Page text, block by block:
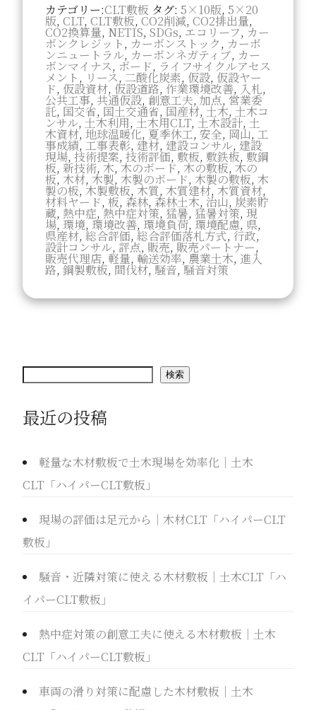
カテゴリー:CLT敷板 タグ: 5×10版, 5×20
版,CLT, CLT敷板,CO2削減, CO2排出量,
CO2換算量, NETIS, SDGs,エコリーフ,カー
ボンクレジット, カーボンストック, カーボ
ンニュートラル, カーボンネガティブ, カー
ボンマイナス, ボード, ライフサイクルアセス
メント,リース, 二酸化炭素, 仮設,仮設ヤー
ド, 仮設資材, 仮設道路, 作業環境改善,入札,
公共工事,共通仮設,創意工夫,加点,営業委
託, 国交省, 国土交通省,国産材,土木, 土木コ
ンサル,土木利用,土木用CLT,土木設計, 土
木資材,地球温暖化,夏季休工,安全,岡山,工
事成績, 工事表彰,建材,建設コンサル,建設
現場,技術提案,技術評価,敷板, 敷鉄板,敷鋼
板,新技術,木,木のボード,木の敷板,木の
板, 木材,木製, 木製のボード, 木製の敷板, 木
製の板,木製敷板,木質, 木質建材,木質資材,
材料ヤード,板,森林,森林土木, 治山, 炭素貯
蔵, 熱中症,熱中症対策, 猛暑,猛暑対策,現
場, 環境,環境改善, 環境負荷, 環境配慮, 県,
県産材,総合評価,総合評価落札方式,行政,
設計コンサル, 評点,販売,販売パートナー,
販売代理店, 軽量,輸送効率,農業土木, 進入
路, 鋼製敷板,間伐材,騒音,騒音対策
検索
最近の投稿
軽量な木材敷板で土木現場を効率化｜土木
CLT「ハイパーCLT敷板」
現場の評価は足元から｜木材CLT「ハイパーCLT
敷板」
騒音・近隣対策に使える木材敷板｜土木CLT「ハ
イパーCLT敷板」
熱中症対策の創意工夫に使える木材敷板｜土木
CLT「ハイパーCLT敷板」
車両の滑り対策に配慮した木材敷板｜土木